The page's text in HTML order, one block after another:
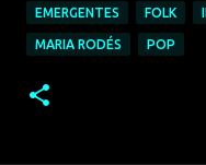
EMERGENTES FOLK
MARIA RODÉS POP